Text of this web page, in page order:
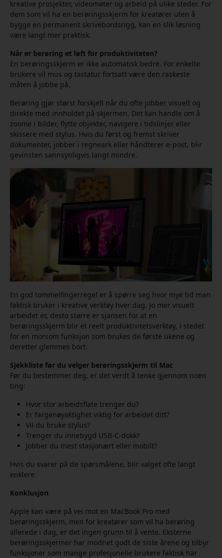
kreative prosjekter, videomøter og arbeid på ulike steder. For
dem som vil ha en berøringsskjerm for kreatører uten å
bygge en permanent skrivebordsrigg, kan en slik løsning
være langt mer praktisk.
Når er berøring et løft for produktiviteten?
En berøringsskjerm er ikke automatisk bedre. For enkelte
brukere vil mus og tastatur fortsatt være den raskeste
måten å jobbe på.
Berøring gjør størst forskjell når du ofte jobber visuelt og
direkte med innholdet på skjermen. Det kan handle om å
zoome i bilder, flytte objekter, navigere i tidslinjer eller
skissere med stylus. Hvis du først og fremst skriver
dokumenter, jobber i regneark eller håndterer e-post, blir
gevinsten sannsynligvis langt mindre.
En god tommelfingerregel er å spørre seg hvor mye tid man
faktisk bruker i kreative verktøy hver dag. Jo mer visuelt
arbeidet er, desto større er sjansen for at en
berøringsskjerm blir et reelt produktivitetsverktøy, i stedet
for en morsom funksjon som brukes de første ukene og
deretter glemmes bort.
Sjekkliste før du velger berøringsskjerm til Mac
Før du bestemmer deg, er det verdt å tenke gjennom noen
ting:
Hvor stor arbeidsflate trenger du?
Er fargenøyaktighet viktig for arbeidet ditt?
Vil du bruke stylus?
Trenger du innebygd USB-C-dokk?
Jobber du mest stasjonært eller mobilt?
Hvis du svarer på de spørsmålene, blir valget ofte langt
enklere.
Konklusjon
Apple kan være på vei mot en MacBook Pro med
berøringsskjerm, men for kreatører som vil ha berøring
allerede i dag, er det ingen grunn til å vente. Eksterne
berøringsskjermer har modnet godt de siste årene og tilbyr
funksjoner som mange profesjonelle brukere faktisk har